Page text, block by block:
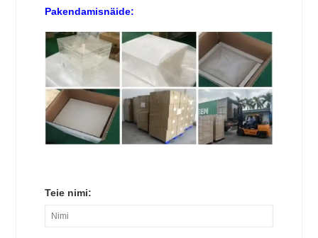
Pakendamisnäide:
Teie nimi: